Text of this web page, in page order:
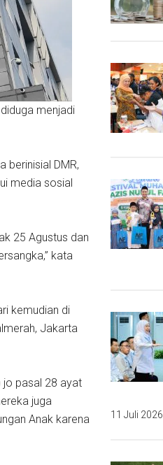
menjadi
berinisial DMR,
media sosial
25 Agustus dan
kata
kemudian di
Jakarta
jo pasal 28 ayat
juga
Anak karena
11 Juli 2026